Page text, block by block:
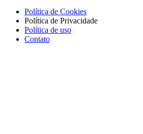
Política de Cookies
Política de Privacidade
Política de uso
Contato